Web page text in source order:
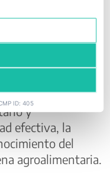
con la
,Eurosoly
de Catalunya,
a
cita consolidada
y
efectiva, la
del
agroalimentaria.
ID: 405